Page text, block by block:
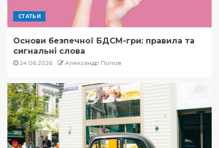
СТАТЬИ
Основи безпечної БДСМ-гри: правила та
сигнальні слова
24.06.2026 Александр Попов